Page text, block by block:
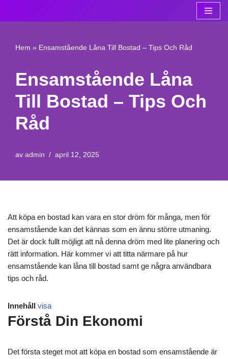
innehåll
Hem » Ensamstående Låna Till Bostad – Tips Och Råd
Ensamstående Låna
Till Bostad – Tips Och
Råd
av admin april 12, 2025
Att köpa en bostad kan vara en stor dröm för många, men för
ensamstående kan det kännas som en ännu större utmaning.
Det är dock fullt möjligt att nå denna dröm med lite planering och
rätt information. Här kommer vi att titta närmare på hur
ensamstående kan låna till bostad samt ge några användbara
tips och råd.
Innehåll visa
Förstå Din Ekonomi
Det första steget mot att köpa en bostad som ensamstående är